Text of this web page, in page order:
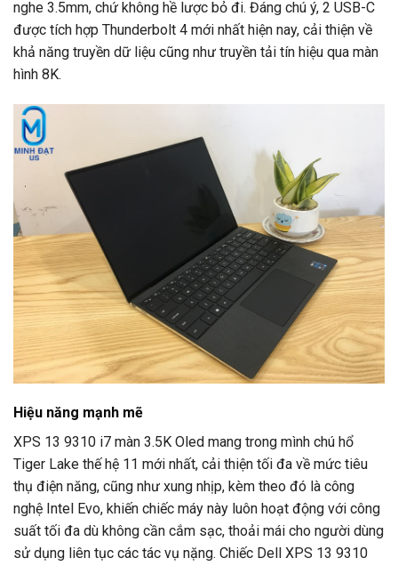
nghe 3.5mm, chứ không hề lược bỏ đi. Đáng chú ý, 2 USB-C
được tích hợp Thunderbolt 4 mới nhất hiện nay, cải thiện về
khả năng truyền dữ liệu cũng như truyền tải tín hiệu qua màn
hình 8K.
Hiệu năng mạnh mẽ
XPS 13 9310 i7 màn 3.5K Oled mang trong mình chú hổ
Tiger Lake thế hệ 11 mới nhất, cải thiện tối đa về mức tiêu
thụ điện năng, cũng như xung nhịp, kèm theo đó là công
nghệ Intel Evo, khiến chiếc máy này luôn hoạt động với công
suất tối đa dù không cần cắm sạc, thoải mái cho người dùng
sử dụng liên tục các tác vụ nặng. Chiếc Dell XPS 13 9310